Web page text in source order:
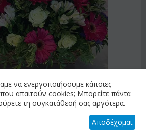
Σύνθεση ανθέων με ροζ λουλούδια
να ενεργοποιήσουμε κάποιες
απαιτούν cookies; Μπορείτε πάντα
τη συγκατάθεσή σας αργότερα.
Αποδέχομαι